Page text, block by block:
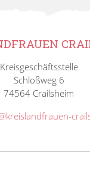
Kreisgeschäftsstelle
Schloßweg 6
74564 Crailsheim